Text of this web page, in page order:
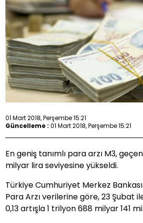
01 Mart 2018, Perşembe 15:21
Güncelleme : 01 Mart 2018, Perşembe 15:21
En geniş tanımlı para arzı M3,
milyar lira seviyesine yükseldi.
Türkiye Cumhuriyet Merkez
Para Arzı verilerine göre, 23 Şubat
0,13 artışla 1 trilyon 688 milyar 141